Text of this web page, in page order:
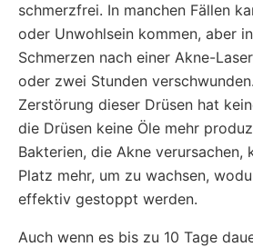
schmerzfrei. In manchen Fällen
oder Unwohlsein kommen, aber
Schmerzen nach einer Akne-
oder zwei Stunden
Zerstörung dieser Drüsen hat
die Drüsen keine Öle mehr
Bakterien, die Akne verursachen,
Platz mehr, um zu wachsen,
effektiv gestoppt werden.
Auch wenn es bis zu 10 Tage